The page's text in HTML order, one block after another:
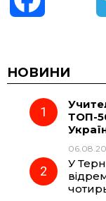
c
e
o
НОВИНИ
ТОП-
У